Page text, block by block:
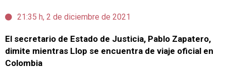
21:35 h, 2 de diciembre de 2021
El secretario de Estado de Justicia, Pablo Zapatero,
dimite mientras Llop se encuentra de viaje oficial en
Colombia